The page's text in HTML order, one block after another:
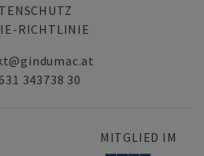
RICHTLINIE
343738 30
MITGLIED IM